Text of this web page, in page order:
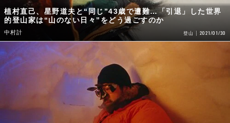
植村直己、星野道夫と“同じ”43歳で遭難…「引退」した世界
的登山家は“山のない日々”をどう過ごすのか
中村計 登山 2021/01/30